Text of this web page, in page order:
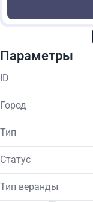
Параметры
ID
Город
Тип
Статус
Тип веранды